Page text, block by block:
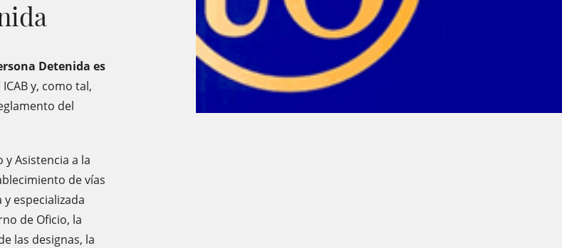
Detenida es
y, como tal,
del
y Asistencia a la
de vías
especializada
de Oficio, la
las designas, la